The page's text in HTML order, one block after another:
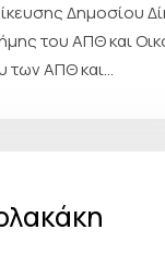
Δημοσίου
του ΑΠΘ και
των ΑΠΘ και...